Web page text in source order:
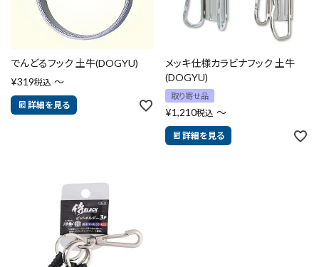
でんどるフック 土牛(DOGYU)
¥319税込 〜
詳細を見る
メッキ仕様カラビナフック 土牛
(DOGYU)
取り寄せ品
¥1,210税込 〜
詳細を見る